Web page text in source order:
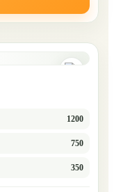
1200
750
350